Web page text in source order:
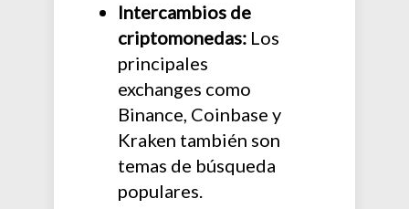
Intercambios de
criptomonedas: Los
principales
exchanges como
Binance, Coinbase y
Kraken también son
temas de búsqueda
populares.